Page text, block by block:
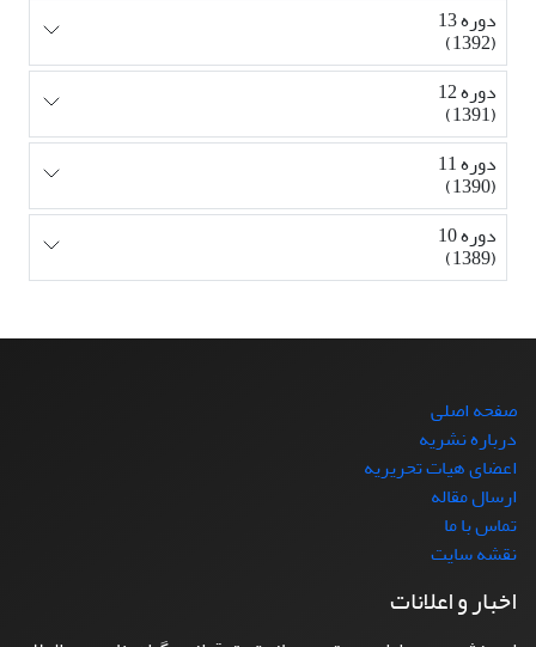
دوره 13
(1392)
دوره 12
(1391)
دوره 11
(1390)
دوره 10
(1389)
صفحه اصلی
درباره نشریه
اعضای هیات تحریریه
ارسال مقاله
تماس با ما
نقشه سایت
اخبار و اعلانات